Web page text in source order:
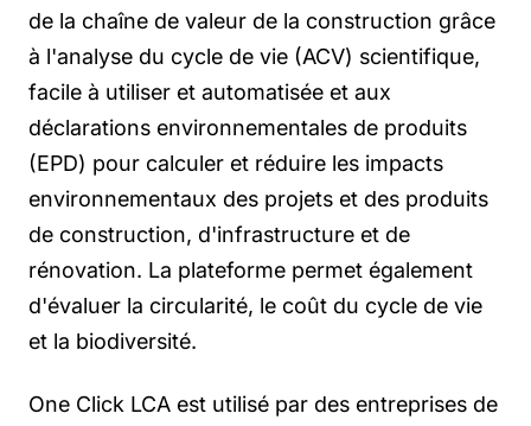
de la chaîne de valeur de la construction grâce
à l'analyse du cycle de vie (ACV) scientifique,
facile à utiliser et automatisée et aux
déclarations environnementales de produits
(EPD) pour calculer et réduire les impacts
environnementaux des projets et des produits
de construction, d'infrastructure et de
rénovation. La plateforme permet également
d'évaluer la circularité, le coût du cycle de vie
et la biodiversité.
One Click LCA est utilisé par des entreprises de